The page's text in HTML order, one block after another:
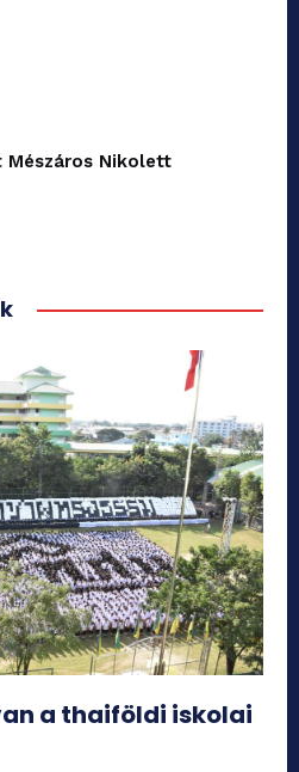
Mészáros Nikolett
a thaiföldi iskolai